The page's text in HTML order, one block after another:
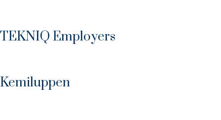
TEKNIQ Employers
Kemiluppen